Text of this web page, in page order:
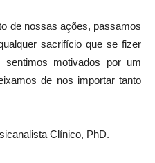
de nossas ações, passamos
sacrifício que se fizer
motivados por um
de nos importar tanto
Clínico, PhD.